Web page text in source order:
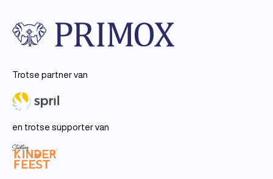
Trotse partner van
en trotse supporter van